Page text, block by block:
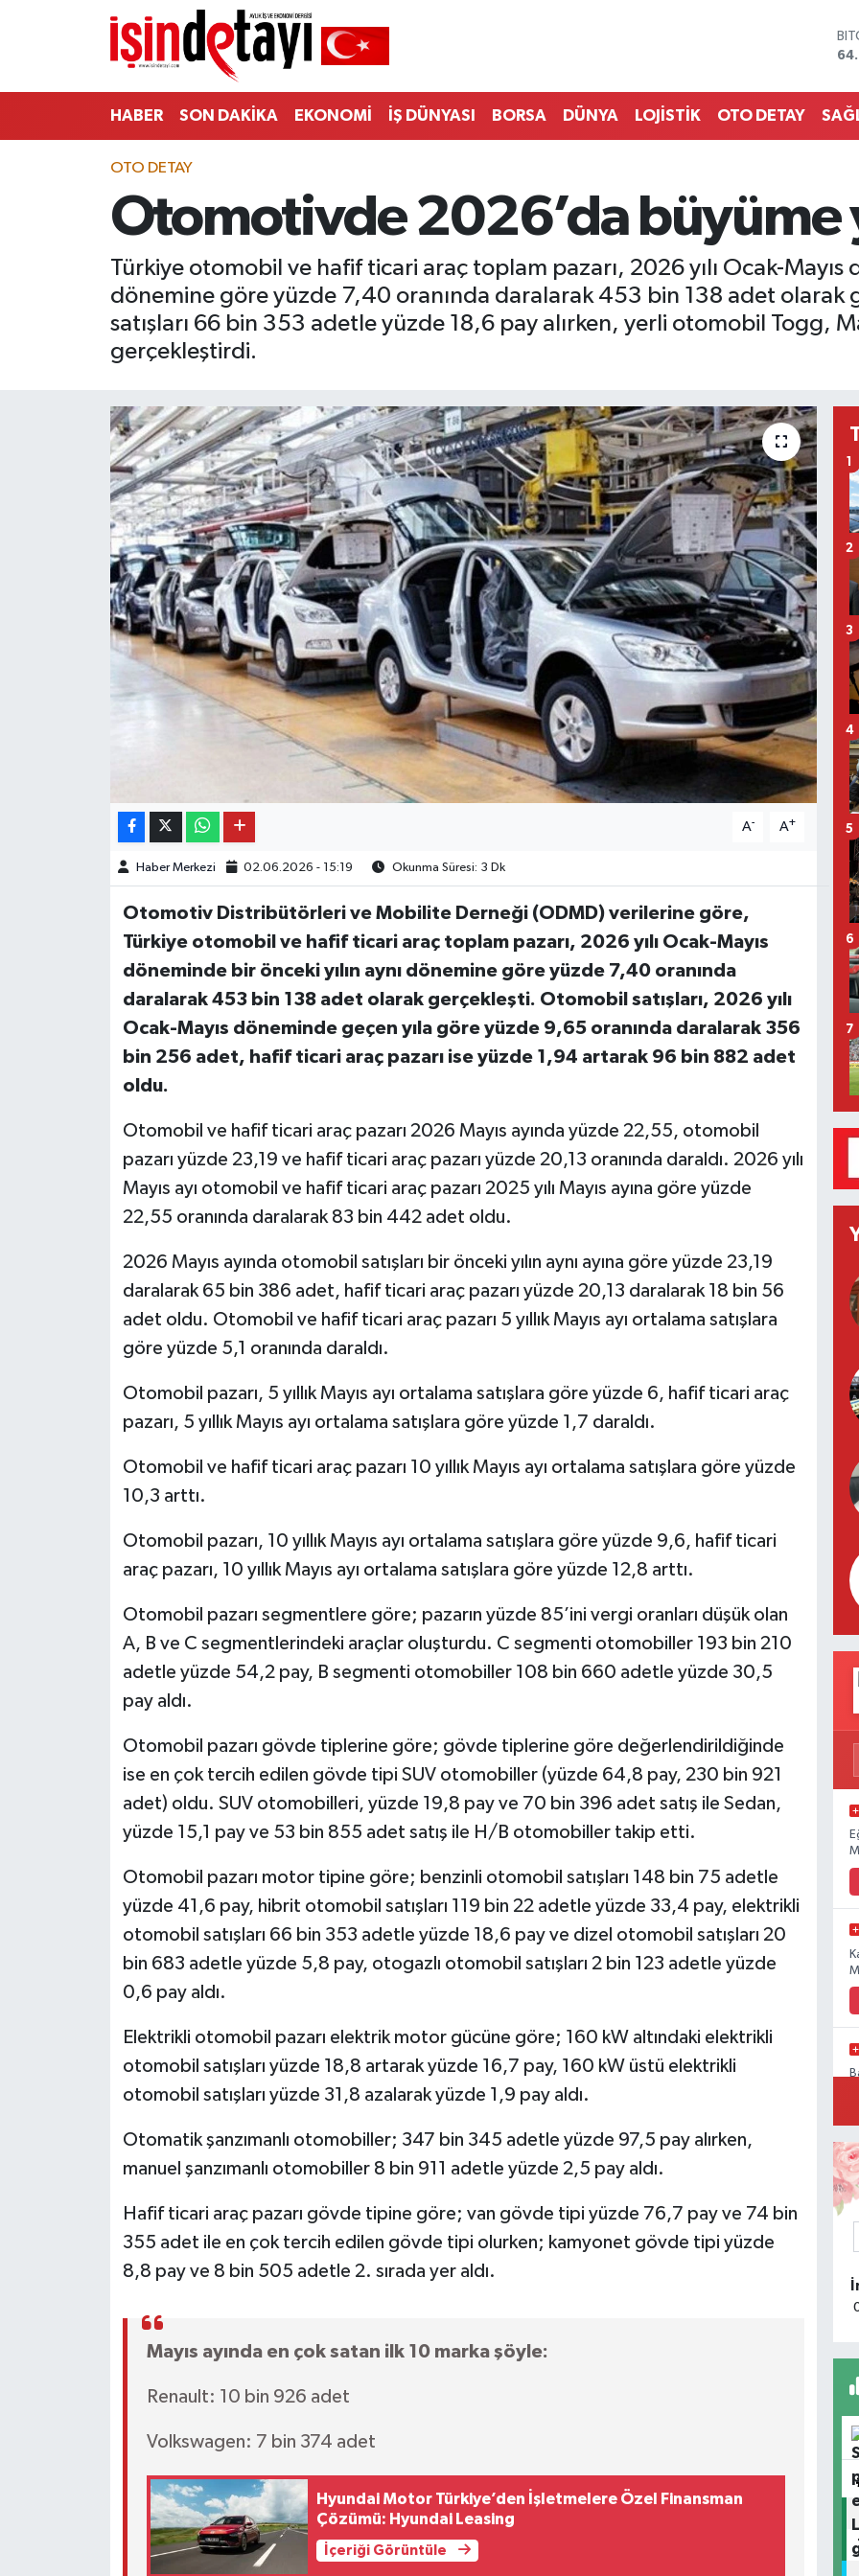
HABER SON DAKİKA EKONOMİ İŞ DÜNYASI BORSA DÜNYA LOJİSTİK OTO DETAY
OTO DETAY
Otomotivde 2026’da büyüme
Türkiye otomobil ve hafif ticari araç toplam pazarı, 2026 yılı Ocak-Mayıs
dönemine göre yüzde 7,40 oranında daralarak 453 bin 138 adet olarak
satışları 66 bin 353 adetle yüzde 18,6 pay alırken, yerli otomobil Togg,
gerçekleştirdi.
A- A+
Haber Merkezi 02.06.2026 - 15:19 Okunma Süresi: 3 Dk
Otomotiv Distribütörleri ve Mobilite Derneği (ODMD) verilerine göre,
Türkiye otomobil ve hafif ticari araç toplam pazarı, 2026 yılı Ocak-Mayıs
döneminde bir önceki yılın aynı dönemine göre yüzde 7,40 oranında
daralarak 453 bin 138 adet olarak gerçekleşti. Otomobil satışları, 2026 yılı
Ocak-Mayıs döneminde geçen yıla göre yüzde 9,65 oranında daralarak 356
bin 256 adet, hafif ticari araç pazarı ise yüzde 1,94 artarak 96 bin 882 adet
oldu.
Otomobil ve hafif ticari araç pazarı 2026 Mayıs ayında yüzde 22,55, otomobil
pazarı yüzde 23,19 ve hafif ticari araç pazarı yüzde 20,13 oranında daraldı. 2026 yılı
Mayıs ayı otomobil ve hafif ticari araç pazarı 2025 yılı Mayıs ayına göre yüzde
22,55 oranında daralarak 83 bin 442 adet oldu.
2026 Mayıs ayında otomobil satışları bir önceki yılın aynı ayına göre yüzde 23,19
daralarak 65 bin 386 adet, hafif ticari araç pazarı yüzde 20,13 daralarak 18 bin 56
adet oldu. Otomobil ve hafif ticari araç pazarı 5 yıllık Mayıs ayı ortalama satışlara
göre yüzde 5,1 oranında daraldı.
Otomobil pazarı, 5 yıllık Mayıs ayı ortalama satışlara göre yüzde 6, hafif ticari araç
pazarı, 5 yıllık Mayıs ayı ortalama satışlara göre yüzde 1,7 daraldı.
Otomobil ve hafif ticari araç pazarı 10 yıllık Mayıs ayı ortalama satışlara göre yüzde
10,3 arttı.
Otomobil pazarı, 10 yıllık Mayıs ayı ortalama satışlara göre yüzde 9,6, hafif ticari
araç pazarı, 10 yıllık Mayıs ayı ortalama satışlara göre yüzde 12,8 arttı.
Otomobil pazarı segmentlere göre; pazarın yüzde 85’ini vergi oranları düşük olan
A, B ve C segmentlerindeki araçlar oluşturdu. C segmenti otomobiller 193 bin 210
adetle yüzde 54,2 pay, B segmenti otomobiller 108 bin 660 adetle yüzde 30,5
pay aldı.
Otomobil pazarı gövde tiplerine göre; gövde tiplerine göre değerlendirildiğinde
ise en çok tercih edilen gövde tipi SUV otomobiller (yüzde 64,8 pay, 230 bin 921
adet) oldu. SUV otomobilleri, yüzde 19,8 pay ve 70 bin 396 adet satış ile Sedan,
yüzde 15,1 pay ve 53 bin 855 adet satış ile H/B otomobiller takip etti.
Otomobil pazarı motor tipine göre; benzinli otomobil satışları 148 bin 75 adetle
yüzde 41,6 pay, hibrit otomobil satışları 119 bin 22 adetle yüzde 33,4 pay, elektrikli
otomobil satışları 66 bin 353 adetle yüzde 18,6 pay ve dizel otomobil satışları 20
bin 683 adetle yüzde 5,8 pay, otogazlı otomobil satışları 2 bin 123 adetle yüzde
0,6 pay aldı.
Elektrikli otomobil pazarı elektrik motor gücüne göre; 160 kW altındaki elektrikli
otomobil satışları yüzde 18,8 artarak yüzde 16,7 pay, 160 kW üstü elektrikli
otomobil satışları yüzde 31,8 azalarak yüzde 1,9 pay aldı.
Otomatik şanzımanlı otomobiller; 347 bin 345 adetle yüzde 97,5 pay alırken,
manuel şanzımanlı otomobiller 8 bin 911 adetle yüzde 2,5 pay aldı.
Hafif ticari araç pazarı gövde tipine göre; van gövde tipi yüzde 76,7 pay ve 74 bin
355 adet ile en çok tercih edilen gövde tipi olurken; kamyonet gövde tipi yüzde
8,8 pay ve 8 bin 505 adetle 2. sırada yer aldı.
Mayıs ayında en çok satan ilk 10 marka şöyle:
Renault: 10 bin 926 adet
Volkswagen: 7 bin 374 adet
Hyundai Motor Türkiye’den İşletmelere Özel Finansman
Çözümü: Hyundai Leasing
İçeriği Görüntüle
1
2
3
4
5
6
7
EKONOMİ
ENERJİ HABERİ
GAYRİMENKUL
LOJİSTİK
MAGAZİN
OTO DETAY
SAĞLIK
SON DAKİKA
Nöbetçi Eczaneler
Hava Durumu
İstanbul Namaz Vakitleri
Trafik Durumu
Süper Lig Puan Durumu ve Fikstür
Tüm Manşetler
Son Dakika Haberleri
Haber Arşivi